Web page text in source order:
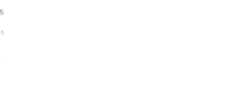
配连招，同时通过副本积累技...